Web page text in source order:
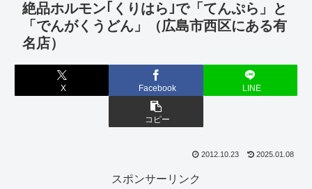
絶品ホルモン｢くりはら｣で「てんぷら」と
「でんがくうどん」（広島市西区にある有
名店）
X Facebook LINE
コピー
2012.10.23 2025.01.08
スポンサーリンク